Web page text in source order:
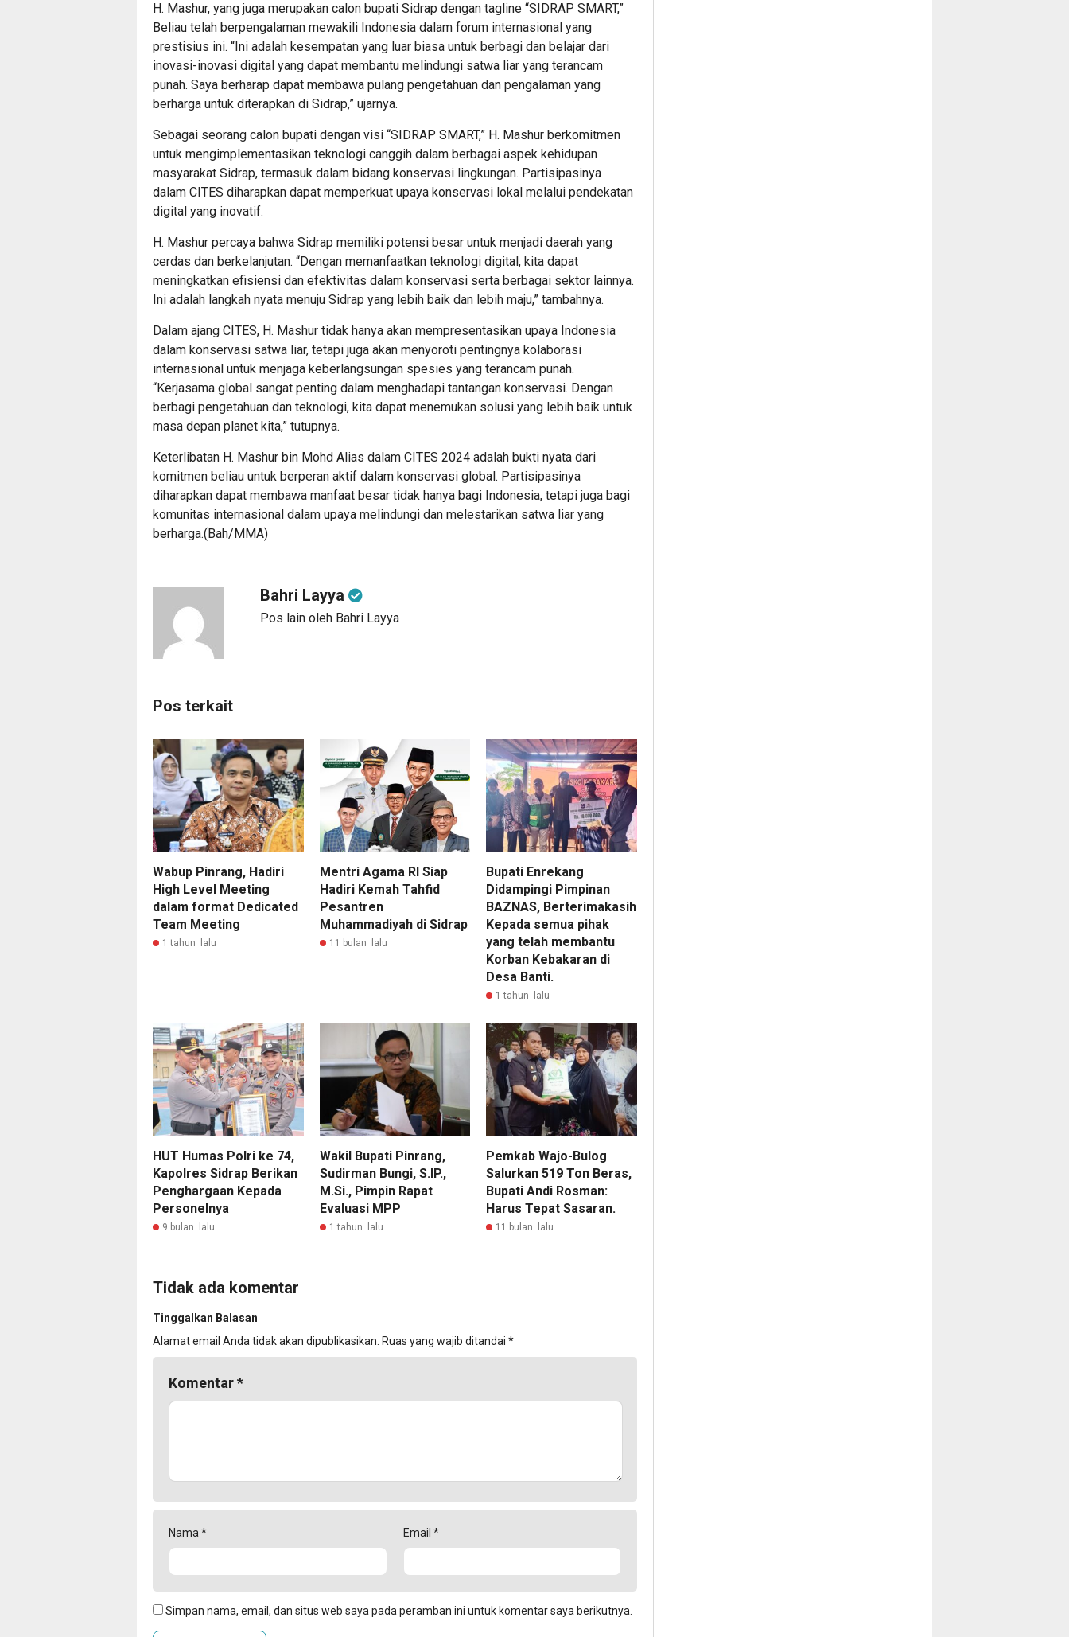
H. Mashur, yang juga merupakan calon bupati Sidrap dengan tagline “SIDRAP SMART,”
Beliau telah berpengalaman mewakili Indonesia dalam forum internasional yang
prestisius ini. “Ini adalah kesempatan yang luar biasa untuk berbagi dan belajar dari
inovasi-inovasi digital yang dapat membantu melindungi satwa liar yang terancam
punah. Saya berharap dapat membawa pulang pengetahuan dan pengalaman yang
berharga untuk diterapkan di Sidrap,” ujarnya.
Sebagai seorang calon bupati dengan visi “SIDRAP SMART,” H. Mashur berkomitmen
untuk mengimplementasikan teknologi canggih dalam berbagai aspek kehidupan
masyarakat Sidrap, termasuk dalam bidang konservasi lingkungan. Partisipasinya
dalam CITES diharapkan dapat memperkuat upaya konservasi lokal melalui pendekatan
digital yang inovatif.
H. Mashur percaya bahwa Sidrap memiliki potensi besar untuk menjadi daerah yang
cerdas dan berkelanjutan. “Dengan memanfaatkan teknologi digital, kita dapat
meningkatkan efisiensi dan efektivitas dalam konservasi serta berbagai sektor lainnya.
Ini adalah langkah nyata menuju Sidrap yang lebih baik dan lebih maju,” tambahnya.
Dalam ajang CITES, H. Mashur tidak hanya akan mempresentasikan upaya Indonesia
dalam konservasi satwa liar, tetapi juga akan menyoroti pentingnya kolaborasi
internasional untuk menjaga keberlangsungan spesies yang terancam punah.
“Kerjasama global sangat penting dalam menghadapi tantangan konservasi. Dengan
berbagi pengetahuan dan teknologi, kita dapat menemukan solusi yang lebih baik untuk
masa depan planet kita,” tutupnya.
Keterlibatan H. Mashur bin Mohd Alias dalam CITES 2024 adalah bukti nyata dari
komitmen beliau untuk berperan aktif dalam konservasi global. Partisipasinya
diharapkan dapat membawa manfaat besar tidak hanya bagi Indonesia, tetapi juga bagi
komunitas internasional dalam upaya melindungi dan melestarikan satwa liar yang
berharga.(Bah/MMA)
Bahri Layya
Pos lain oleh Bahri Layya
Pos terkait
Wabup Pinrang, Hadiri
High Level Meeting
dalam format Dedicated
Team Meeting
1 tahun lalu
Mentri Agama RI Siap
Hadiri Kemah Tahfid
Pesantren
Muhammadiyah di Sidrap
11 bulan lalu
Bupati Enrekang
Didampingi Pimpinan
BAZNAS, Berterimakasih
Kepada semua pihak
yang telah membantu
Korban Kebakaran di
Desa Banti.
1 tahun lalu
HUT Humas Polri ke 74,
Kapolres Sidrap Berikan
Penghargaan Kepada
Personelnya
9 bulan lalu
Wakil Bupati Pinrang,
Sudirman Bungi, S.IP.,
M.Si., Pimpin Rapat
Evaluasi MPP
1 tahun lalu
Pemkab Wajo-Bulog
Salurkan 519 Ton Beras,
Bupati Andi Rosman:
Harus Tepat Sasaran.
11 bulan lalu
Tidak ada komentar
Tinggalkan Balasan
Alamat email Anda tidak akan dipublikasikan. Ruas yang wajib ditandai *
Komentar*
Nama* Email *
Simpan nama, email, dan situs web saya pada peramban ini untuk komentar saya berikutnya.